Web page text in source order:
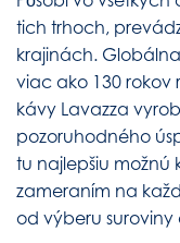
tich trhoch,
krajinách.
viac ako 130 rokov
kávy Lavazza
pozoruhodného
tu najlepšiu možnú
zameraním na
od výberu suroviny